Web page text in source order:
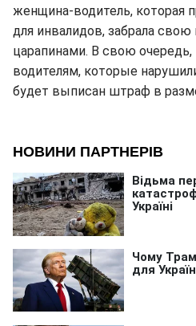
женщина-водитель, которая
для инвалидов, забрала
царапинами. В свою очередь,
водителям, которые
будет выписан штраф в